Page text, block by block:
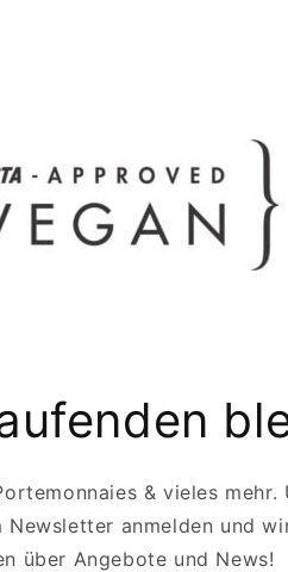
& vieles mehr.
anmelden und
über Angebote und News!